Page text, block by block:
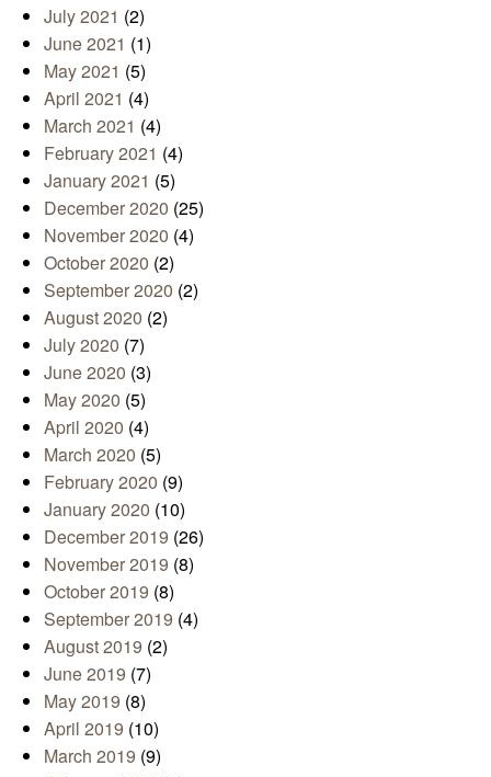
July 2021 (2)
June 2021 (1)
May 2021 (5)
April 2021 (4)
March 2021 (4)
February 2021 (4)
January 2021 (5)
December 2020 (25)
November 2020 (4)
October 2020 (2)
September 2020 (2)
August 2020 (2)
July 2020 (7)
June 2020 (3)
May 2020 (5)
April 2020 (4)
March 2020 (5)
February 2020 (9)
January 2020 (10)
December 2019 (26)
November 2019 (8)
October 2019 (8)
September 2019 (4)
August 2019 (2)
June 2019 (7)
May 2019 (8)
April 2019 (10)
March 2019 (9)